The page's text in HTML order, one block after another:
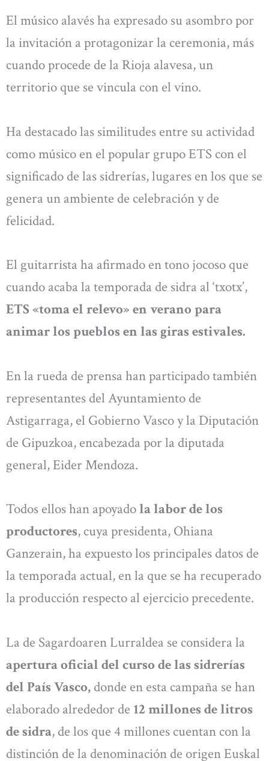
El músico alavés ha expresado su asombro por
la invitación a protagonizar la ceremonia, más
cuando procede de la Rioja alavesa, un
territorio que se vincula con el vino.
Ha destacado las similitudes entre su actividad
como músico en el popular grupo ETS con el
significado de las sidrerías, lugares en los que se
genera un ambiente de celebración y de
felicidad.
El guitarrista ha afirmado en tono jocoso que
cuando acaba la temporada de sidra al ‘txotx’,
ETS «toma el relevo» en verano para
animar los pueblos en las giras estivales.
En la rueda de prensa han participado también
representantes del Ayuntamiento de
Astigarraga, el Gobierno Vasco y la Diputación
de Gipuzkoa, encabezada por la diputada
general, Eider Mendoza.
Todos ellos han apoyadola labor de los
productores, cuya presidenta, Ohiana
Ganzerain, ha expuesto los principales datos de
la temporada actual, en la que se ha recuperado
la producción respecto al ejercicio precedente.
La de Sagardoaren Lurraldea se considera la
apertura oficial del curso de las sidrerías
del País Vasco, donde en esta campaña se han
elaborado alrededor de 12 millones de litros
de sidra, de los que 4 millones cuentan con la
distinción de la denominación de origen Euskal